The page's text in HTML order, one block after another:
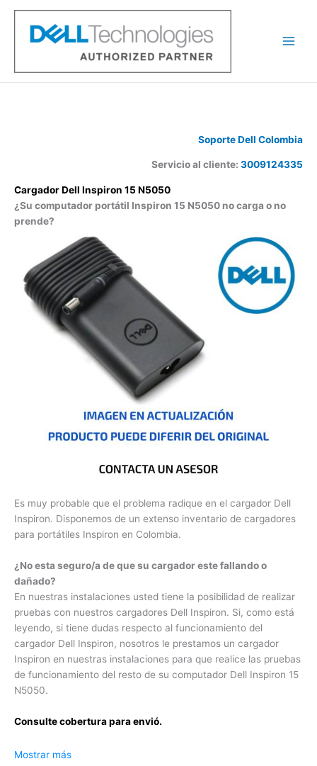
contenido
Soporte Dell Colombia
Servicio al cliente:3009124335
Cargador Dell Inspiron 15 N5050
¿Su computador portátil Inspiron 15 N5050 no carga o no
prende?
Inspiron. Disponemos de un extenso inventario de
cargadores para portátiles Inspiron en Colombia.
dañado?
En nuestras instalaciones usted tiene la posibilidad de
realizar pruebas con nuestros cargadores Dell Inspiron. Si,
como está leyendo, si tiene dudas respecto al
funcionamiento del cargador Dell Inspiron, nosotros le
prestamos un cargador Inspiron en nuestras instalaciones
para que realice las pruebas de funcionamiento del resto de
su computador Dell Inspiron 15 N5050.
Manizales, Florencia, Yopal, Popayán, Valledupar, Quibdó,